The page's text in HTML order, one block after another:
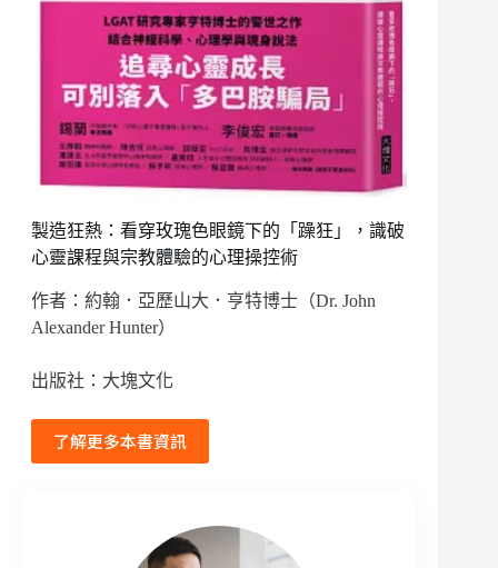
製造狂熱：看穿玫瑰色眼鏡下的「躁狂」，識破
心靈課程與宗教體驗的心理操控術
作者：約翰．亞歷山大．亨特博士（Dr. John
Alexander Hunter）
出版社：大塊文化
了解更多本書資訊